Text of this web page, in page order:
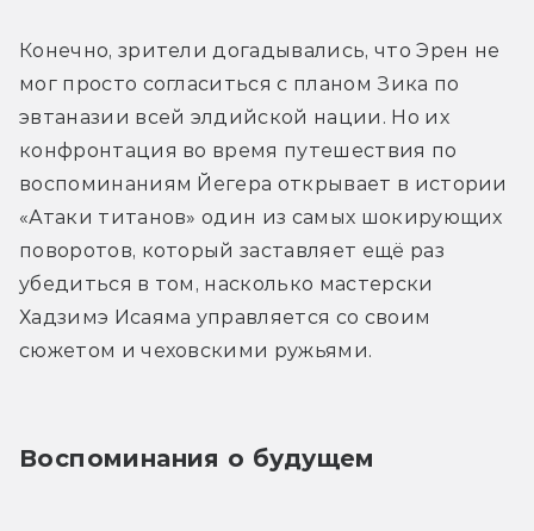
Конечно, зрители догадывались, что Эрен не
мог просто согласиться с планом Зика по
эвтаназии всей элдийской нации. Но их
конфронтация во время путешествия по
воспоминаниям Йегера открывает в истории
«Атаки титанов» один из самых шокирующих
поворотов, который заставляет ещё раз
убедиться в том, насколько мастерски
Хадзимэ Исаяма управляется со своим
сюжетом и чеховскими ружьями.
Воспоминания о будущем